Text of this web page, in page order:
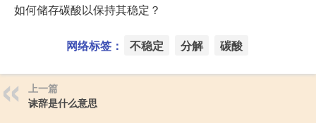
如何储存碳酸以保持其稳定？
网络标签： 不稳定 分解 碳酸
上一篇
诔辞是什么意思